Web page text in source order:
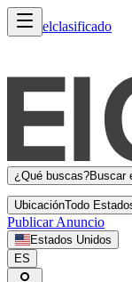
elclasificado
¿Qué buscas?Buscar
UbicaciónTodo
Publicar Anuncio
Estados Unidos
ES